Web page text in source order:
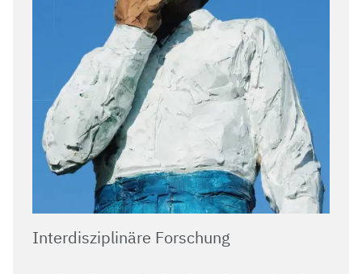
Interdisziplinäre Forschung